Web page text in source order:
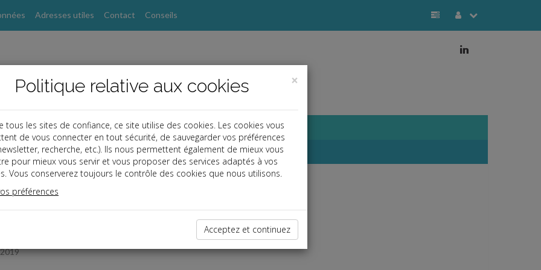
Adresses utiles Contact Conseils
j
dernières dépêches
×
Politique relative aux cookies
tous les sites de confiance, ce site utilise des cookies. Les cookies vous
de vous connecter en tout sécurité, de sauvegarder vos préférences
recherche, etc.). Ils nous permettent également de mieux vous
pour mieux vous servir et vous proposer des services adaptés à vos
Vous conserverez toujours le contrôle des cookies que nous utilisons.
préférences
Acceptez et continuez